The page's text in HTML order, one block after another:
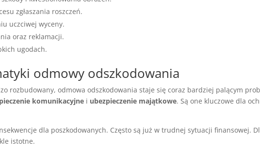
zgłaszania roszczeń.
uczciwej wyceny.
oraz reklamacji.
ugodach.
odmowy odszkodowania
rozbudowany, odmowa odszkodowania staje się coraz bardziej palącym
komunikacyjne i ubezpieczenie majątkowe. Są one kluczowe dla
dla poszkodowanych. Często są już w trudnej sytuacji finansowej.
istotne.